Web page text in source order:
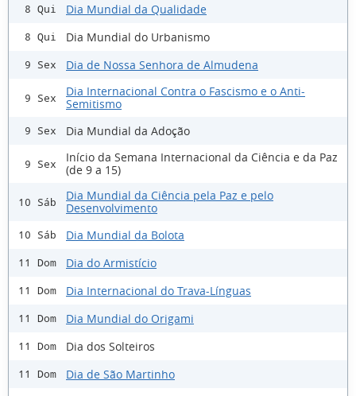
8 Qui Dia Mundial da Qualidade
8 Qui Dia Mundial do Urbanismo
9 Sex Dia de Nossa Senhora de Almudena
9 Sex
Dia Internacional Contra o Fascismo e o Anti-
Semitismo
9 Sex Dia Mundial da Adoção
9 Sex
Início da Semana Internacional da Ciência e da Paz
(de 9 a 15)
10 Sáb
Dia Mundial da Ciência pela Paz e pelo
Desenvolvimento
10 Sáb Dia Mundial da Bolota
11 Dom Dia do Armistício
11 Dom Dia Internacional do Trava-Línguas
11 Dom Dia Mundial do Origami
11 Dom Dia dos Solteiros
11 Dom
Dia de São Martinho